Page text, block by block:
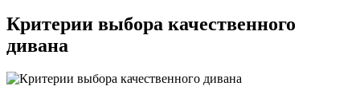
Критерии выбора качественного
дивана